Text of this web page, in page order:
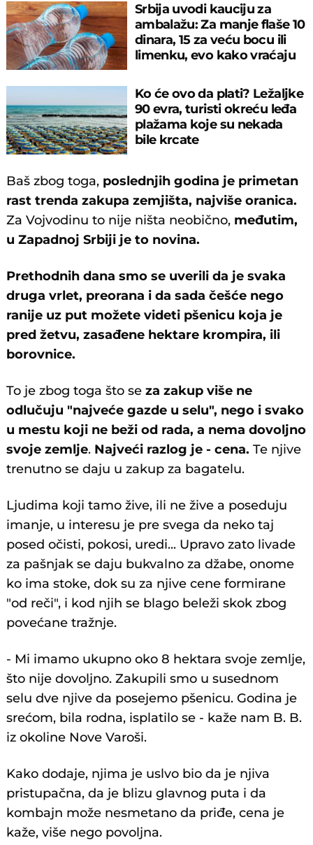
Srbija uvodi kauciju za
ambalažu: Za manje flaše 10
dinara, 15 za veću bocu ili
limenku, evo kako vraćaju
Ko će ovo da plati? Ležaljke
90 evra, turisti okreću leđa
plažama koje su nekada
bile krcate
Baš zbog toga, poslednjih godina je primetan
rast trenda zakupa zemjišta, najviše oranica.
Za Vojvodinu to nije ništa neobično, međutim,
u Zapadnoj Srbiji je to novina.
Prethodnih dana smo se uverili da je svaka
druga vrlet, preorana i da sada češće nego
ranije uz put možete videti pšenicu koja je
pred žetvu, zasađene hektare krompira, ili
borovnice.
To je zbog toga što seza zakup više ne
odlučuju "najveće gazde u selu", nego i svako
u mestu koji ne beži od rada, a nema dovoljno
svoje zemlje. Najveći razlog je - cena. Te njive
trenutno se daju u zakup za bagatelu.
Ljudima koji tamo žive, ili ne žive a poseduju
imanje, u interesu je pre svega da neko taj
posed očisti, pokosi, uredi... Upravo zato livade
za pašnjak se daju bukvalno za džabe, onome
ko ima stoke, dok su za njive cene formirane
"od reči", i kod njih se blago beleži skok zbog
povećane tražnje.
- Mi imamo ukupno oko 8 hektara svoje zemlje,
što nije dovoljno. Zakupili smo u susednom
selu dve njive da posejemo pšenicu. Godina je
srećom, bila rodna, isplatilo se - kaže nam B. B.
iz okoline Nove Varoši.
Kako dodaje, njima je uslvo bio da je njiva
pristupačna, da je blizu glavnog puta i da
kombajn može nesmetano da priđe, cena je
kaže, više nego povoljna.